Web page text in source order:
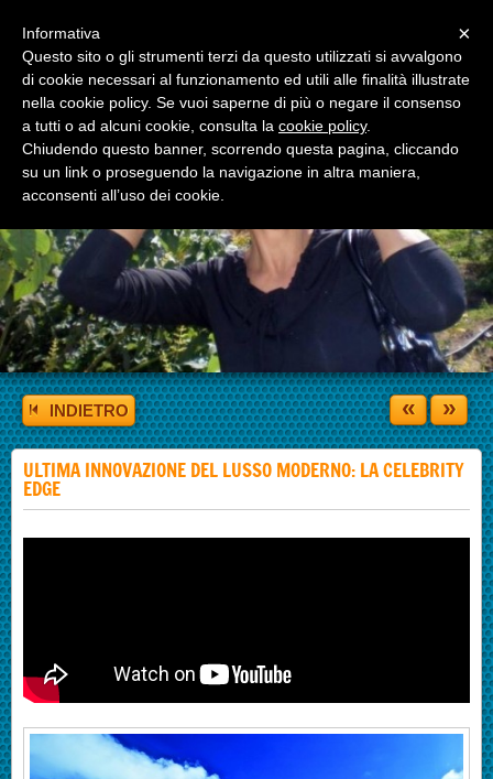
INDIETRO « »
ULTIMA INNOVAZIONE DEL LUSSO MODERNO: LA CELEBRITY
EDGE
×
Informativa
Questo sito o gli strumenti terzi da questo utilizzati si avvalgono
di cookie necessari al funzionamento ed utili alle finalità illustrate
nella cookie policy. Se vuoi saperne di più o negare il consenso
a tutti o ad alcuni cookie, consulta la cookie policy.
Chiudendo questo banner, scorrendo questa pagina, cliccando
su un link o proseguendo la navigazione in altra maniera,
acconsenti all’uso dei cookie.